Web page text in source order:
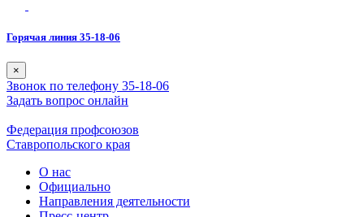
Горячая линия 35-18-06
×
Звонок по телефону 35-18-06
Задать вопрос онлайн
Федерация профсоюзов
Ставропольского края
О нас
Официально
Направления деятельности